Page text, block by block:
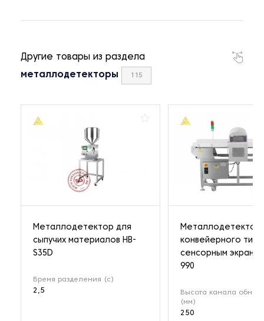
Другие товары из раздела
металлодетекторы 115
Металлодетектор для
сыпучих материалов HB-
S35D
Время разделения (с)
2,5
Металлодетектор
конвейерного типа
сенсорным
990
Высота канала
(мм)
250